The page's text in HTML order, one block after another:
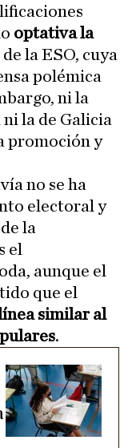
optativa la
la ESO, cuya
polémica
ni la
la de Galicia
promoción y
no se ha
electoral y
la
el
aunque el
que el
similar al
.